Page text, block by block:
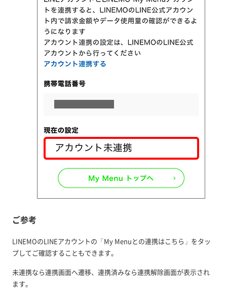
ご参考
LINEMOのLINEアカウントの「My Menuとの連携はこちら」をタッ
プしてご確認することもできます。
未連携なら連携画面へ遷移、連携済みなら連携解除画面が表示され
ます。